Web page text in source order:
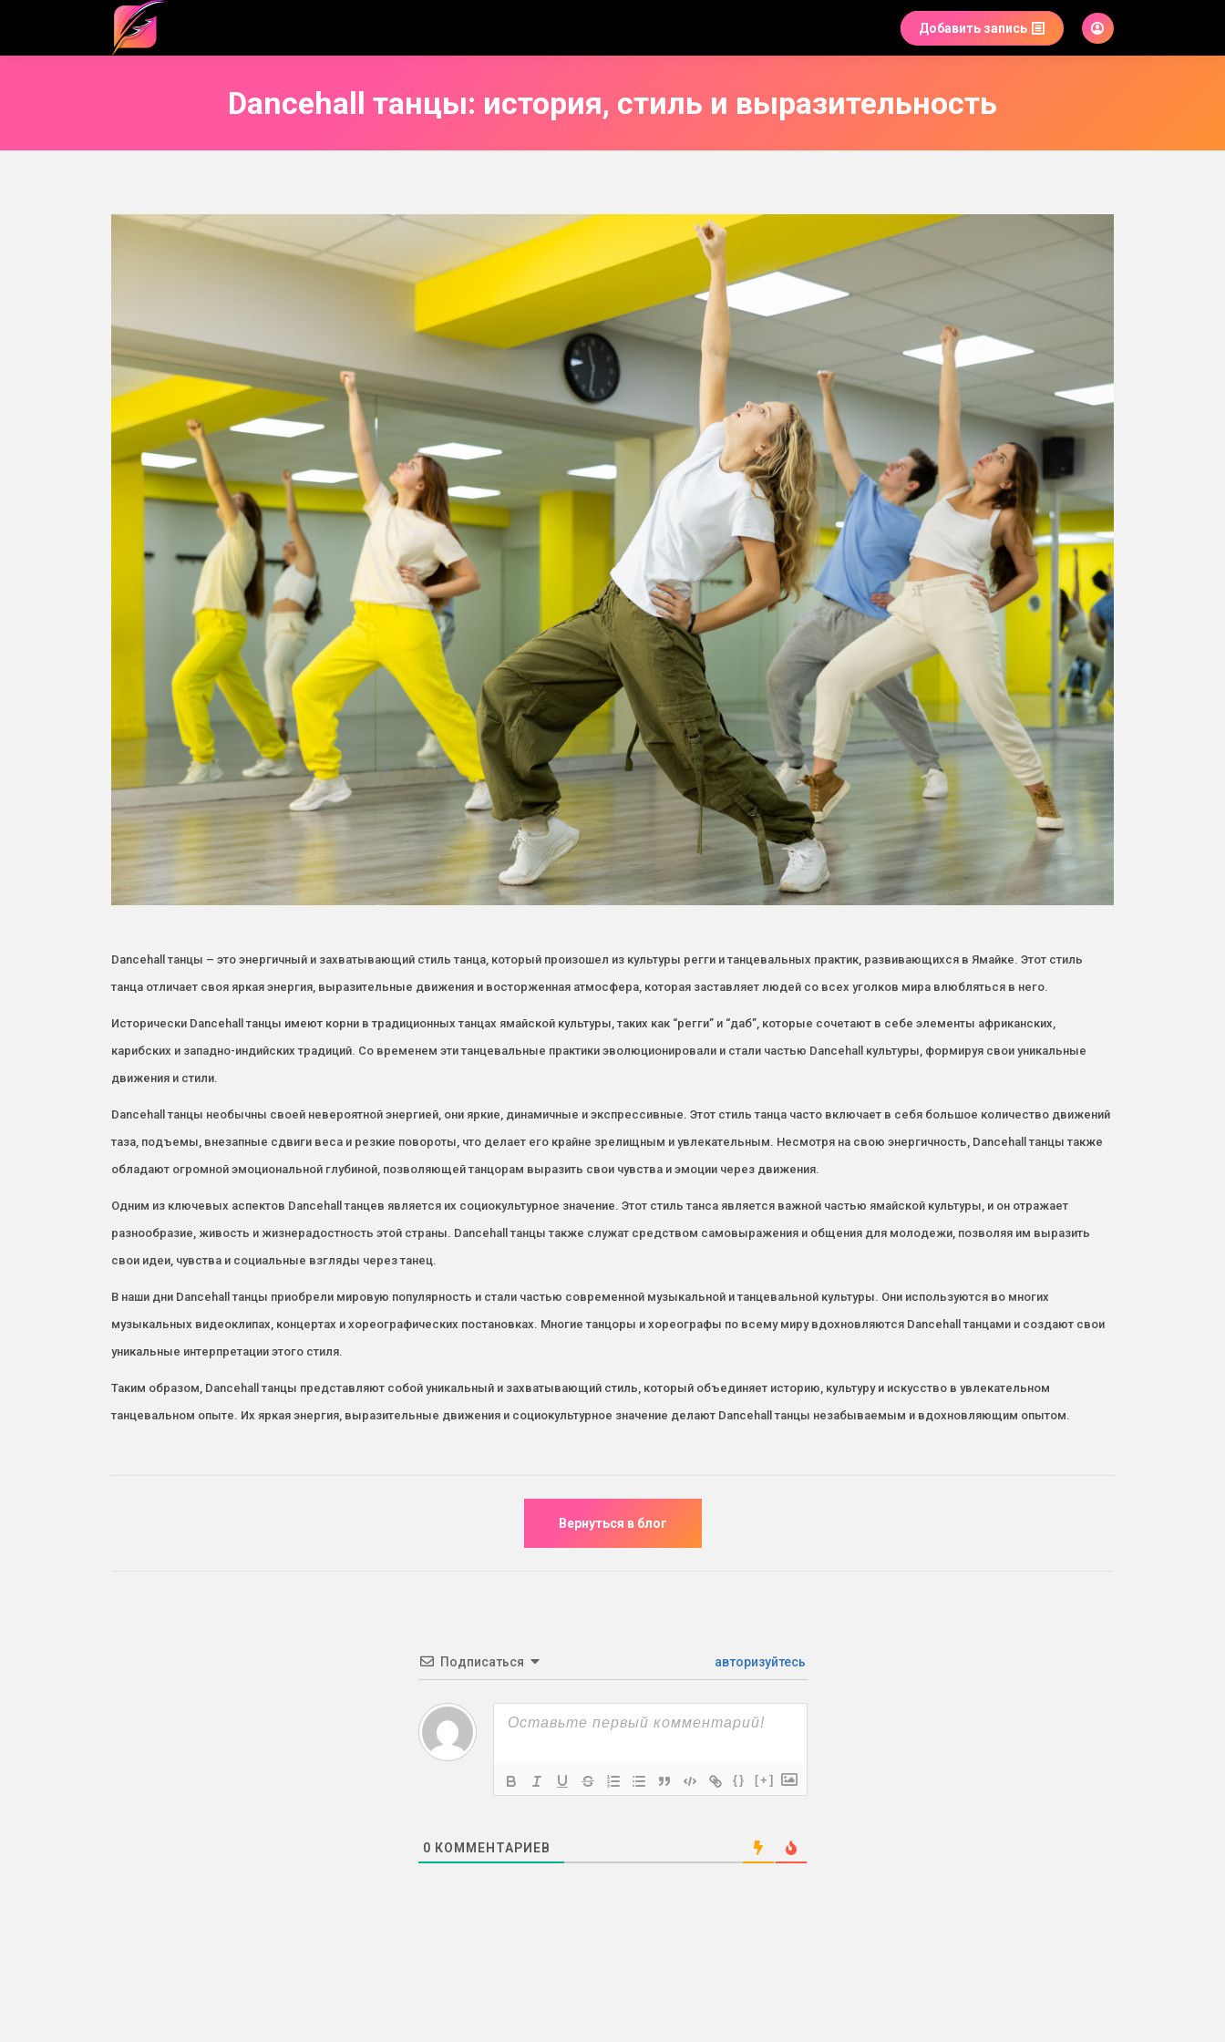
Добавить запись
Dancehall танцы: история, стиль и выразительность
Dancehall танцы – это энергичный и захватывающий стиль танца, который произошел из культуры регги и танцевальных практик, развивающихся в Ямайке. Этот стиль
танца отличает своя яркая энергия, выразительные движения и восторженная атмосфера, которая заставляет людей со всех уголков мира влюбляться в него.
Исторически Dancehall танцы имеют корни в традиционных танцах ямайской культуры, таких как “регги” и “даб”, которые сочетают в себе элементы африканских,
карибских и западно-индийских традиций. Со временем эти танцевальные практики эволюционировали и стали частью Dancehall культуры, формируя свои уникальные
движения и стили.
Dancehall танцы необычны своей невероятной энергией, они яркие, динамичные и экспрессивные. Этот стиль танца часто включает в себя большое количество движений
таза, подъемы, внезапные сдвиги веса и резкие повороты, что делает его крайне зрелищным и увлекательным. Несмотря на свою энергичность, Dancehall танцы также
обладают огромной эмоциональной глубиной, позволяющей танцорам выразить свои чувства и эмоции через движения.
Одним из ключевых аспектов Dancehall танцев является их социокультурное значение. Этот стиль танca является важной частью ямайской культуры, и он отражает
разнообразие, живость и жизнерадостность этой страны. Dancehall танцы также служат средством самовыражения и общения для молодежи, позволяя им выразить
свои идеи, чувства и социальные взгляды через танец.
В наши дни Dancehall танцы приобрели мировую популярность и стали частью современной музыкальной и танцевальной культуры. Они используются во многих
музыкальных видеоклипах, концертах и хореографических постановках. Многие танцоры и хореографы по всему миру вдохновляются Dancehall танцами и создают свои
уникальные интерпретации этого стиля.
Таким образом, Dancehall танцы представляют собой уникальный и захватывающий стиль, который объединяет историю, культуру и искусство в увлекательном
танцевальном опыте. Их яркая энергия, выразительные движения и социокультурное значение делают Dancehall танцы незабываемым и вдохновляющим опытом.
Подписаться авторизуйтесь
{} [+]
0 КОММЕНТАРИЕВ